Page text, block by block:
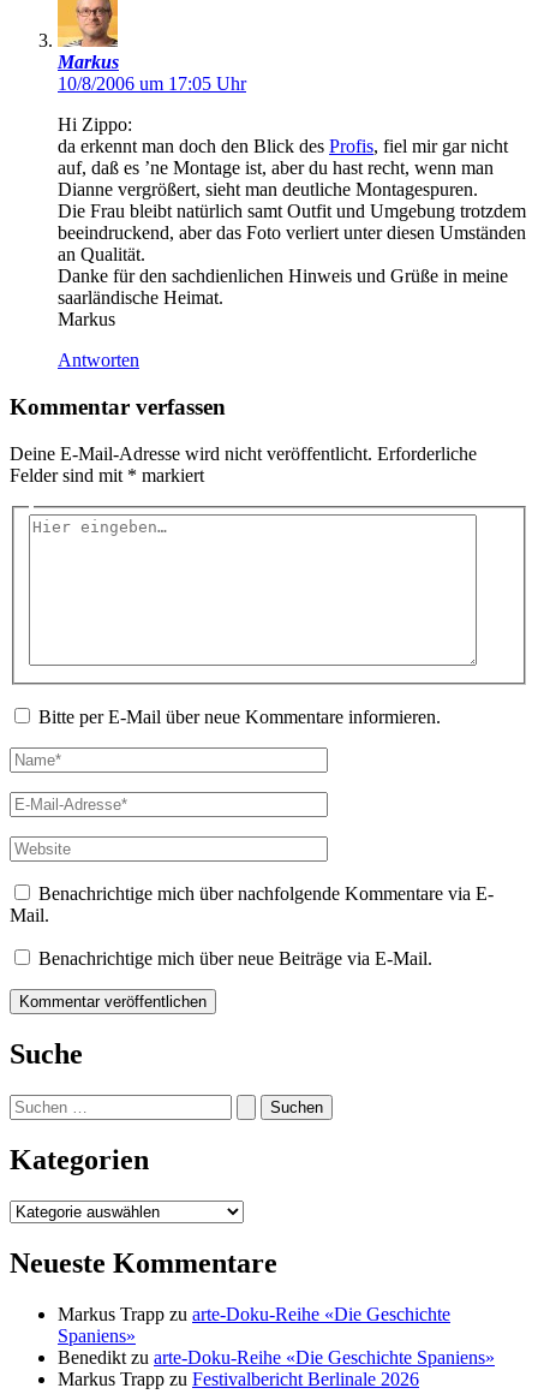
Markus
10/8/2006 um 17:05 Uhr
Hi Zippo:
da erkennt man doch den Blick des Profis, fiel mir gar nicht
auf, daß es ’ne Montage ist, aber du hast recht, wenn man
Dianne vergrößert, sieht man deutliche Montagespuren.
Die Frau bleibt natürlich samt Outfit und Umgebung trotzdem
beeindruckend, aber das Foto verliert unter diesen Umständen
an Qualität.
Danke für den sachdienlichen Hinweis und Grüße in meine
saarländische Heimat.
Markus
Antworten
Kommentar verfassen
Deine E-Mail-Adresse wird nicht veröffentlicht. Erforderliche
Felder sind mit * markiert
Hier
Bitte per E-Mail über neue Kommentare informieren.
Name*
E-
Mail-
Adresse*
Website
Benachrichtige mich über nachfolgende Kommentare via E-
Mail.
Benachrichtige mich über neue Beiträge via E-Mail.
Suche
Suchen
nach:
Kategorien
Kategorien
Neueste Kommentare
Markus Trapp zu arte-Doku-Reihe «Die Geschichte
Spaniens»
Benedikt zu arte-Doku-Reihe «Die Geschichte Spaniens»
Markus Trapp zu Festivalbericht Berlinale 2026